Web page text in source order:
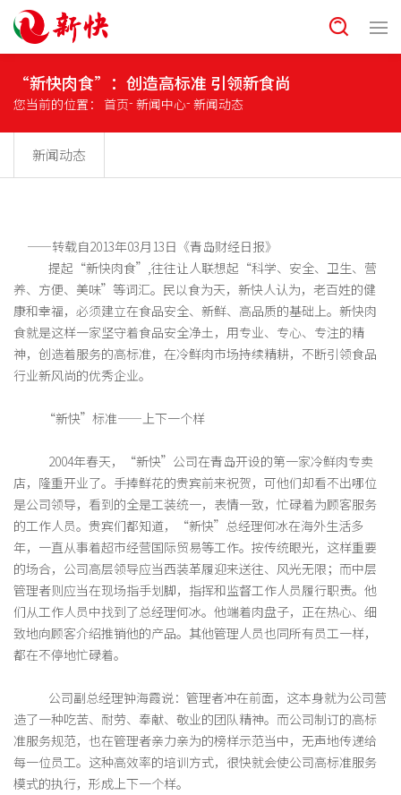
“新快肉食”：创造高标准 引领新食尚
您当前的位置： 首页 新闻中心 新闻动态
新闻动态
——转载自2013年03月13日《青岛财经日报》
提起“新快肉食”,往往让人联想起“科学、安全、卫生、营
养、方便、美味”等词汇。民以食为天，新快人认为，老百姓的健
康和幸福，必须建立在食品安全、新鲜、高品质的基础上。新快肉
食就是这样一家坚守着食品安全净土，用专业、专心、专注的精
神，创造着服务的高标准，在冷鲜肉市场持续精耕，不断引领食品
行业新风尚的优秀企业。
“新快”标准——上下一个样
2004年春天，“新快”公司在青岛开设的第一家冷鲜肉专卖
店，隆重开业了。手捧鲜花的贵宾前来祝贺，可他们却看不出哪位
是公司领导，看到的全是工装统一，表情一致，忙碌着为顾客服务
的工作人员。贵宾们都知道，“新快”总经理何冰在海外生活多
年，一直从事着超市经营国际贸易等工作。按传统眼光，这样重要
的场合，公司高层领导应当西装革履迎来送往、风光无限；而中层
管理者则应当在现场指手划脚，指挥和监督工作人员履行职责。他
们从工作人员中找到了总经理何冰。他端着肉盘子，正在热心、细
致地向顾客介绍推销他的产品。其他管理人员也同所有员工一样，
都在不停地忙碌着。
公司副总经理钟海霞说：管理者冲在前面，这本身就为公司营
造了一种吃苦、耐劳、奉献、敬业的团队精神。而公司制订的高标
准服务规范，也在管理者亲力亲为的榜样示范当中，无声地传递给
每一位员工。这种高效率的培训方式，很快就会使公司高标准服务
模式的执行，形成上下一个样。